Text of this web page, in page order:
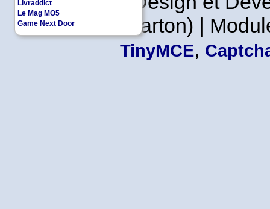
Livraddict
Le Mag MO5
Game Next Door
Leader en Carton) |
TinyMCE,